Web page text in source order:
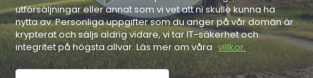
utförsäljningar eller annat som vi vet att ni skulle kunna ha
nytta av. Personliga uppgifter som du anger på vår domän är
krypterat och säljs aldrig vidare, vi tar IT-säkerhet och
integritet på högsta allvar. Läs mer om våra villkor.